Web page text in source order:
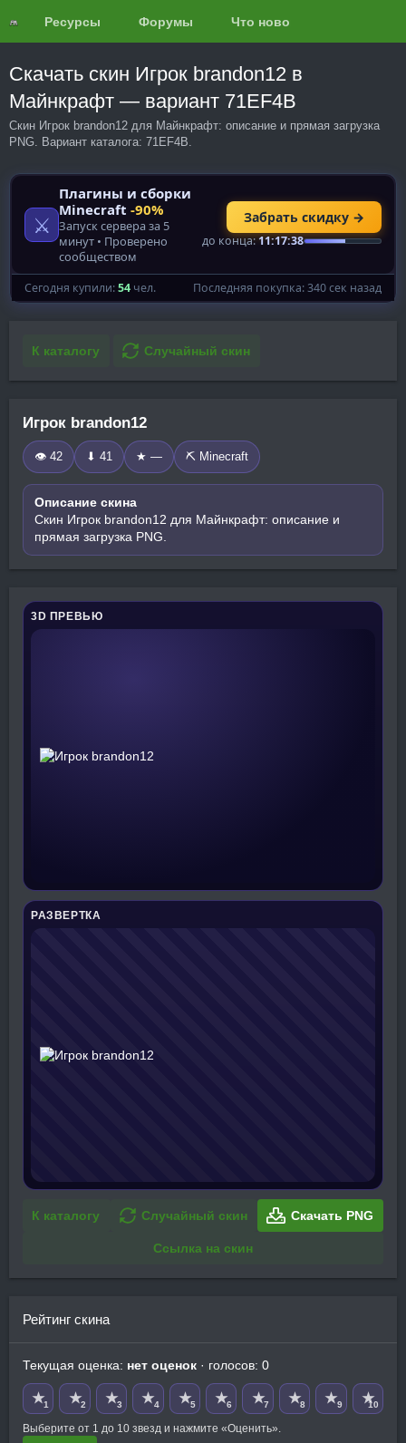
Ресурсы Форумы Что нового?
Скачать скин Игрок brandon12 в
Майнкрафт — вариант 71EF4B
Скин Игрок brandon12 для Майнкрафт: описание и прямая загрузка
PNG. Вариант каталога: 71EF4B.
К каталогу Случайный скин
Игрок brandon12
👁 42 ⬇ 41 ★ — ⛏️ Minecraft
Описание скина
Скин Игрок brandon12 для Майнкрафт: описание и
прямая загрузка PNG.
3D ПРЕВЬЮ
РАЗВЕРТКА
К каталогу Случайный скин Скачать PNG
Ссылка на скин
Рейтинг скина
Текущая оценка: нет оценок · голосов: 0
★1 ★2 ★3 ★4 ★5 ★6 ★7 ★8 ★9 ★10
Выберите от 1 до 10 звезд и нажмите «Оценить».